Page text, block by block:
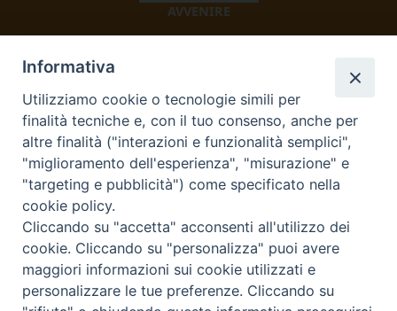
AVVENIRE
TV 2000
Diocesi di Ivrea
Curia Vescovile Piazza Castello, 3 10015 Ivrea (To) Tel.
Informativa
Utilizziamo cookie o tecnologie simili per
finalità tecniche e, con il tuo consenso, anche per
altre finalità ("interazioni e funzionalità semplici",
"miglioramento dell'esperienza", "misurazione" e
"targeting e pubblicità") come specificato nella
cookie policy.
Cliccando su "accetta" acconsenti all'utilizzo dei
cookie. Cliccando su "personalizza" puoi avere
maggiori informazioni sui cookie utilizzati e
personalizzare le tue preferenze. Cliccando su